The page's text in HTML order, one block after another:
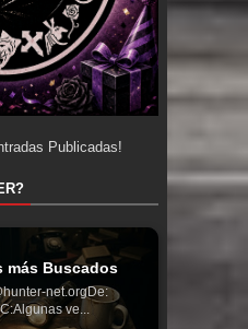
Publicadas!
más Buscados
net.orgDe:
ve...